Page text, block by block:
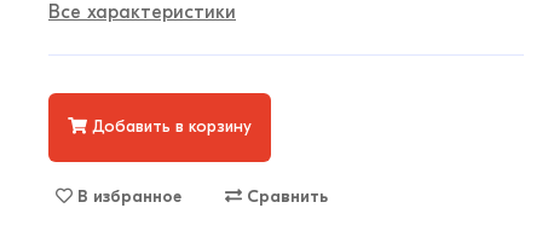
Все характеристики
Добавить в корзину
В избранное Сравнить